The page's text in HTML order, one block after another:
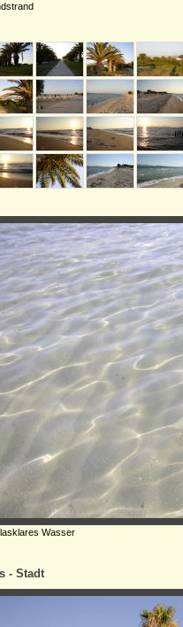
Wasser
- Stadt